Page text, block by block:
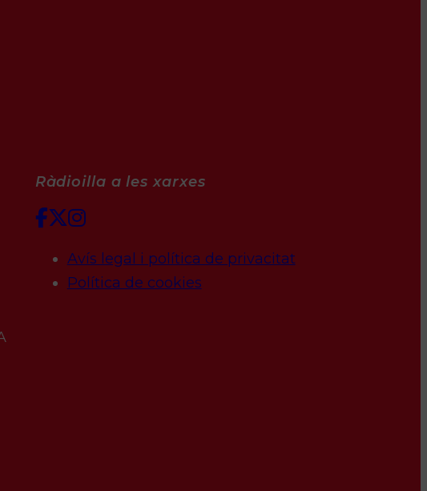
Ràdioilla a les xarxes
Avís legal i política de privacitat
Política de cookies